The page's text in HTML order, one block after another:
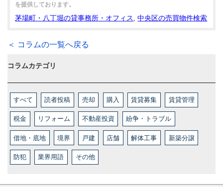
を提供しております。
茅場町・八丁堀の貸事務所・オフィス,中央区の売買物件検索
＜ コラムの一覧へ戻る
コラムカテゴリ
すべて 読者投稿 売却 購入 賃貸募集 賃貸管理
税金 リフォーム 不動産投資 紛争・トラブル
借地・底地 境界 戸建 店舗 解体工事 新築分譲
防犯 業界用語 その他